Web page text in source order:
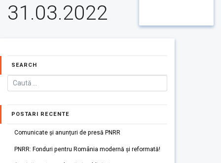
31.03.2022
SEARCH
POSTARI RECENTE
Comunicate și anunțuri de presă PNRR
PNRR: Fonduri pentru România modernă și reformată!